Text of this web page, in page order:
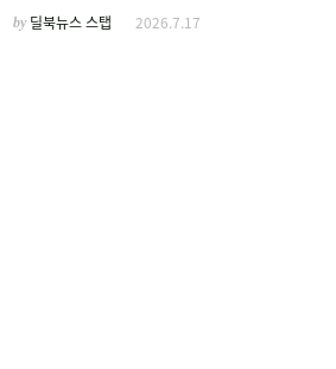
by 딜북뉴스 스탭 2026.7.17